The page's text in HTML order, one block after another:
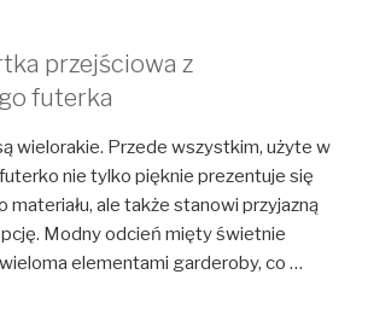
przejściowa z
futerka
wielorakie. Przede wszystkim, użyte w
nie tylko pięknie prezentuje się
ale także stanowi przyjazną
Modny odcień mięty świetnie
elementami garderoby, co …